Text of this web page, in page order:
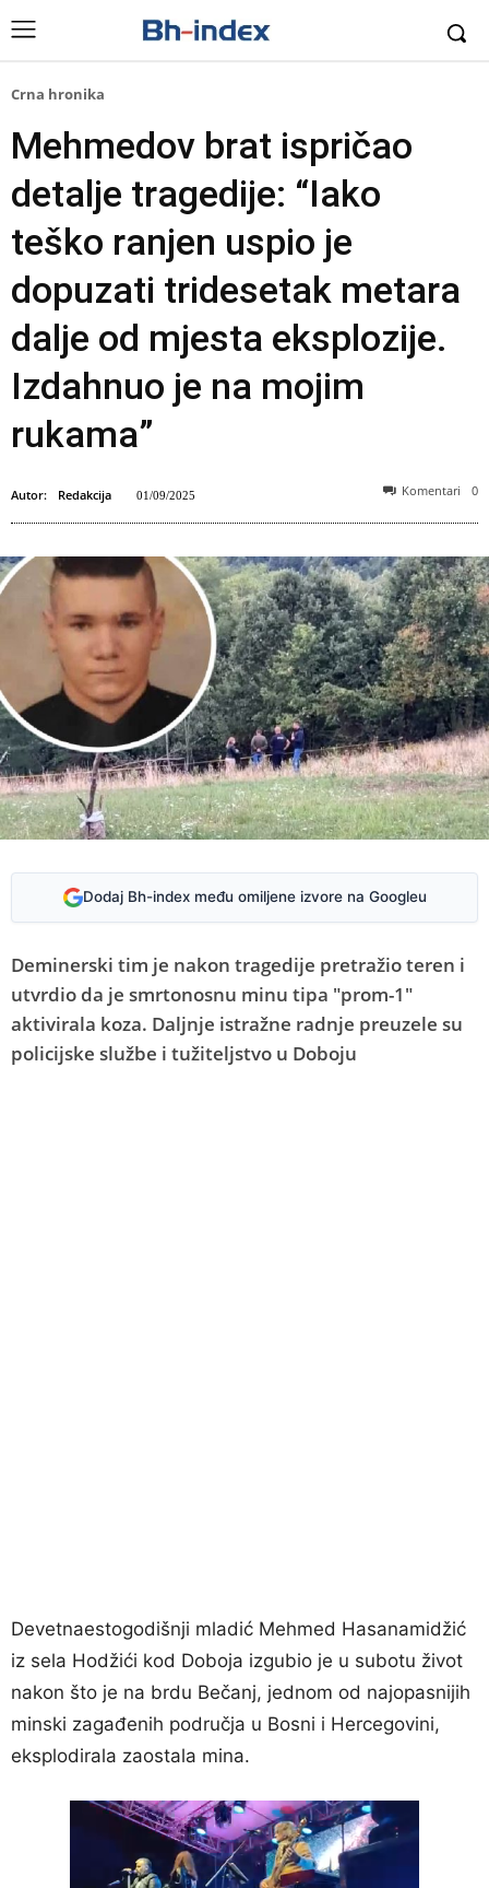
Crna hronika
Mehmedov brat ispričao
detalje tragedije: “Iako
teško ranjen uspio je
dopuzati tridesetak metara
dalje od mjesta eksplozije.
Izdahnuo je na mojim
rukama”
Autor: Redakcija 01/09/2025 Komentari 0
Dodaj Bh-index među omiljene izvore na Googleu
Deminerski tim je nakon tragedije pretražio teren i
utvrdio da je smrtonosnu minu tipa "prom-1"
aktivirala koza. Daljnje istražne radnje preuzele su
policijske službe i tužiteljstvo u Doboju
Devetnaestogodišnji mladić Mehmed Hasanamidžić
iz sela Hodžići kod Doboja izgubio je u subotu život
nakon što je na brdu Bečanj, jednom od najopasnijih
minski zagađenih područja u Bosni i Hercegovini,
eksplodirala zaostala mina.